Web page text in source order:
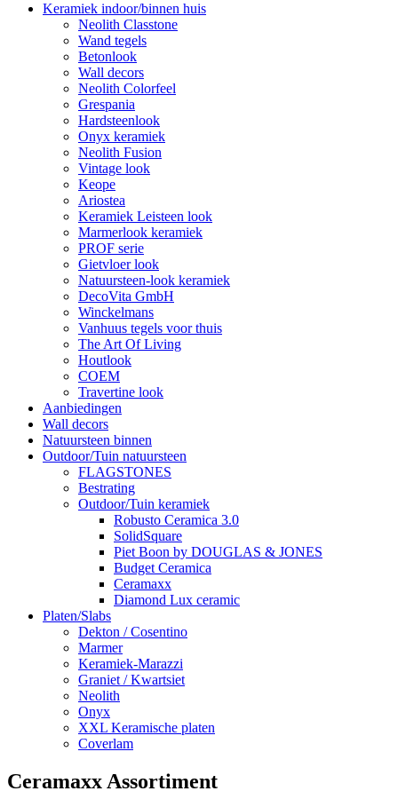
Keramiek indoor/binnen huis
Neolith Classtone
Wand tegels
Betonlook
Wall decors
Neolith Colorfeel
Grespania
Hardsteenlook
Onyx keramiek
Neolith Fusion
Vintage look
Keope
Ariostea
Keramiek Leisteen look
Marmerlook keramiek
PROF serie
Gietvloer look
Natuursteen-look keramiek
DecoVita GmbH
Winckelmans
Vanhuus tegels voor thuis
The Art Of Living
Houtlook
COEM
Travertine look
Aanbiedingen
Wall decors
Natuursteen binnen
Outdoor/Tuin natuursteen
FLAGSTONES
Bestrating
Outdoor/Tuin keramiek
Robusto Ceramica 3.0
SolidSquare
Piet Boon by DOUGLAS & JONES
Budget Ceramica
Ceramaxx
Diamond Lux ceramic
Platen/Slabs
Dekton / Cosentino
Marmer
Keramiek-Marazzi
Graniet / Kwartsiet
Neolith
Onyx
XXL Keramische platen
Coverlam
Ceramaxx Assortiment